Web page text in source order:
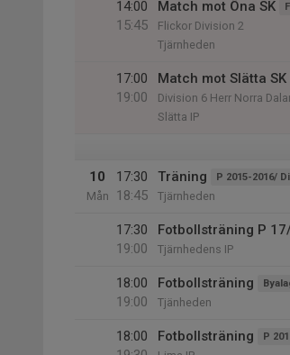
14:00
15:45
Match mot Öna SK
Flickor Division 2
Tjärnheden
17:00
19:00
Match mot Slätta SK
Division 6 Herr Norra
Slätta IP
10
Mån
17:30
18:45
Träning P 2015-2016/
Tjärnheden
17:30
19:00
Fotbollsträning P
Tjärnhedens IP
18:00
19:00
Fotbollsträning
Tjänheden
18:00
Fotbollsträning P